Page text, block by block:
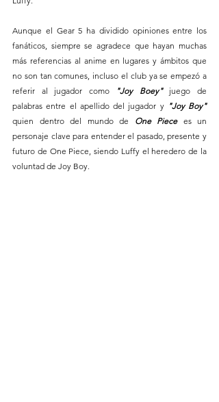
Aunque el Gear 5 ha dividido opiniones entre los
fanáticos, siempre se agradece que hayan muchas
más referencias al anime en lugares y ámbitos que
no son tan comunes, incluso el club ya se empezó a
referir al jugador como
"Joy Boey" juego de
palabras entre el apellido del jugador y
"Joy Boy"
quien dentro del mundo de One Piece es un
personaje clave para entender el pasado, presente y
futuro de One Piece, siendo Luffy el heredero de la
voluntad de Joy Boy.